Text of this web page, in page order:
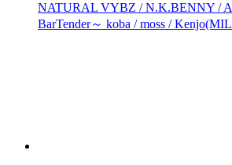
NATURAL VYBZ / N.K.BENNY /
BarTender～ koba / moss /